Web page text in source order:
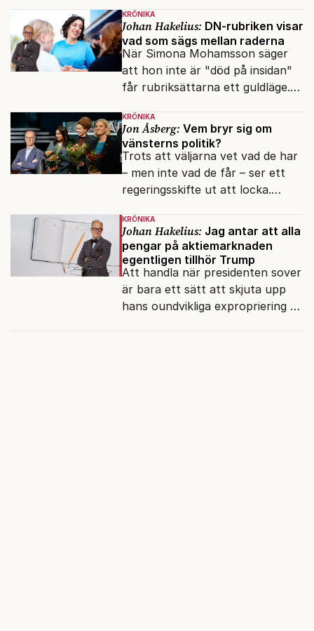
fokusförflyttningen.
KRÖNIKA
Johan Hakelius: DN-rubriken visar
vad som sägs mellan raderna
När Simona Mohamsson säger
att hon inte är "död på insidan"
får rubriksättarna ett guldläge.
moraliskt samförstånd till
läsarna.
KRÖNIKA
Jon Åsberg: Vem bryr sig om
vänsterns politik?
Trots att väljarna vet vad de har
– men inte vad de får – ser ett
regeringsskifte ut att locka.
KRÖNIKA
Johan Hakelius: Jag antar att alla
pengar på aktiemarknaden
egentligen tillhör Trump
Att handla när presidenten sover
är bara ett sätt att skjuta upp
hans oundvikliga expropriering av